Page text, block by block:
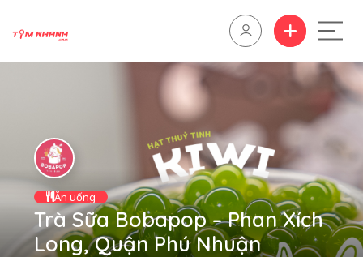
Ăn uống
Trà Sữa Bobapop – Phan Xích
Long, Quận Phú Nhuận